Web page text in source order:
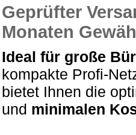
Geprüfter
Monaten
Ideal für große
kompakte Profi-
bietet Ihnen die
und minimalen